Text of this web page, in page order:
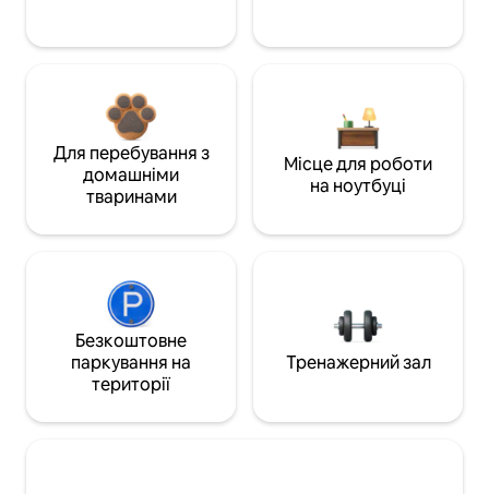
Для перебування з
домашніми
тваринами
Місце для роботи
на ноутбуці
Безкоштовне
паркування на
території
Тренажерний зал